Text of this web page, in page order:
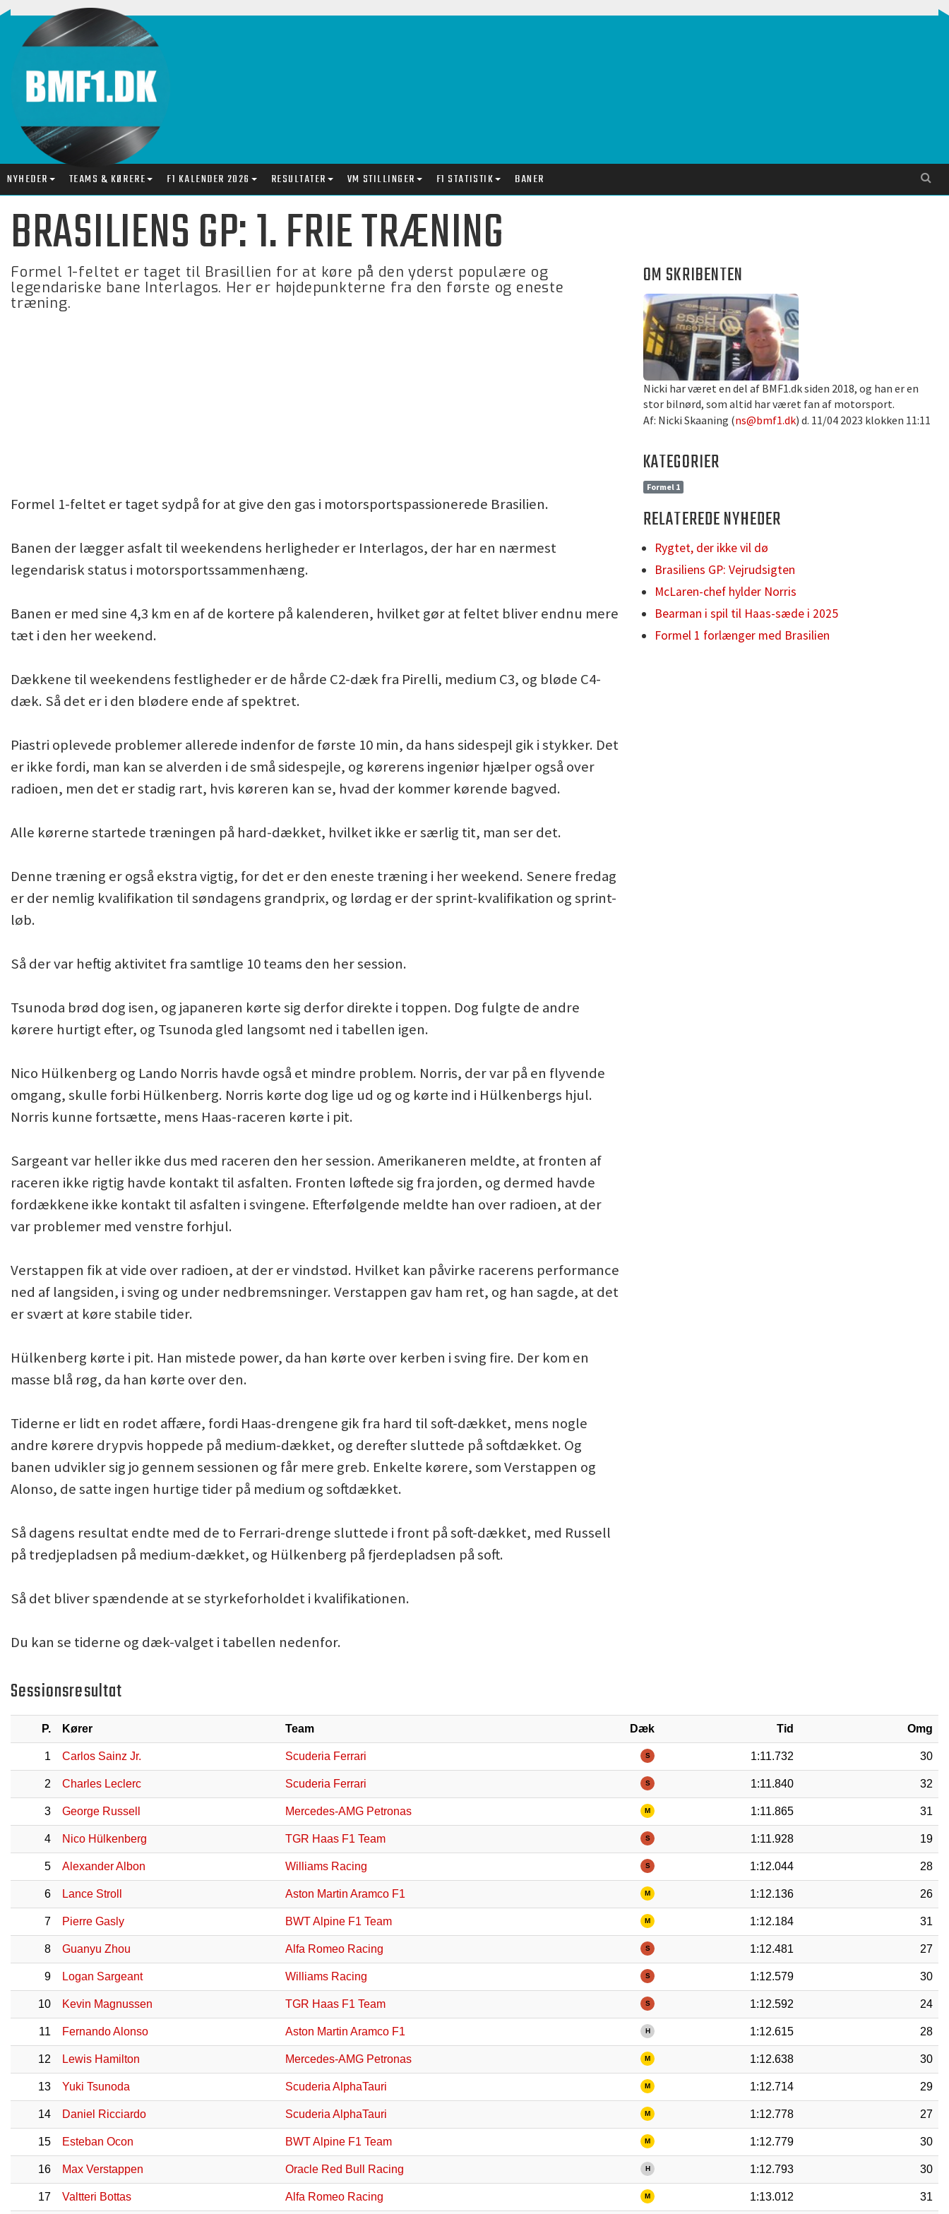
NYHEDER TEAMS & KØRERE F1 KALENDER 2026 RESULTATER VM STILLINGER F1 STATISTIK BANER
BRASILIENS GP: 1. FRIE TRÆNING
Formel 1-feltet er taget til Brasillien for at køre på den yderst populære og
legendariske bane Interlagos. Her er højdepunkterne fra den første og eneste
træning.
OM SKRIBENTEN
Nicki har været en del af BMF1.dk siden 2018, og han er en
stor bilnørd, som altid har været fan af motorsport.
Af: Nicki Skaaning (ns@bmf1.dk) d. 11/04 2023 klokken 11:11
KATEGORIER
Formel 1
Formel 1-feltet er taget sydpå for at give den gas i motorsportspassionerede Brasilien.
Banen der lægger asfalt til weekendens herligheder er Interlagos, der har en nærmest
legendarisk status i motorsportssammenhæng.
Banen er med sine 4,3 km en af de kortere på kalenderen, hvilket gør at feltet bliver endnu mere
tæt i den her weekend.
Dækkene til weekendens festligheder er de hårde C2-dæk fra Pirelli, medium C3, og bløde C4-
dæk. Så det er i den blødere ende af spektret.
Piastri oplevede problemer allerede indenfor de første 10 min, da hans sidespejl gik i stykker. Det
er ikke fordi, man kan se alverden i de små sidespejle, og kørerens ingeniør hjælper også over
radioen, men det er stadig rart, hvis køreren kan se, hvad der kommer kørende bagved.
Alle kørerne startede træningen på hard-dækket, hvilket ikke er særlig tit, man ser det.
Denne træning er også ekstra vigtig, for det er den eneste træning i her weekend. Senere fredag
er der nemlig kvalifikation til søndagens grandprix, og lørdag er der sprint-kvalifikation og sprint-
løb.
Så der var heftig aktivitet fra samtlige 10 teams den her session.
Tsunoda brød dog isen, og japaneren kørte sig derfor direkte i toppen. Dog fulgte de andre
kørere hurtigt efter, og Tsunoda gled langsomt ned i tabellen igen.
Nico Hülkenberg og Lando Norris havde også et mindre problem. Norris, der var på en flyvende
omgang, skulle forbi Hülkenberg. Norris kørte dog lige ud og og kørte ind i Hülkenbergs hjul.
Norris kunne fortsætte, mens Haas-raceren kørte i pit.
Sargeant var heller ikke dus med raceren den her session. Amerikaneren meldte, at fronten af
raceren ikke rigtig havde kontakt til asfalten. Fronten løftede sig fra jorden, og dermed havde
fordækkene ikke kontakt til asfalten i svingene. Efterfølgende meldte han over radioen, at der
var problemer med venstre forhjul.
Verstappen fik at vide over radioen, at der er vindstød. Hvilket kan påvirke racerens performance
ned af langsiden, i sving og under nedbremsninger. Verstappen gav ham ret, og han sagde, at det
er svært at køre stabile tider.
Hülkenberg kørte i pit. Han mistede power, da han kørte over kerben i sving fire. Der kom en
masse blå røg, da han kørte over den.
Tiderne er lidt en rodet affære, fordi Haas-drengene gik fra hard til soft-dækket, mens nogle
andre kørere drypvis hoppede på medium-dækket, og derefter sluttede på softdækket. Og
banen udvikler sig jo gennem sessionen og får mere greb. Enkelte kørere, som Verstappen og
Alonso, de satte ingen hurtige tider på medium og softdækket.
Så dagens resultat endte med de to Ferrari-drenge sluttede i front på soft-dækket, med Russell
på tredjepladsen på medium-dækket, og Hülkenberg på fjerdepladsen på soft.
Så det bliver spændende at se styrkeforholdet i kvalifikationen.
Du kan se tiderne og dæk-valget i tabellen nedenfor.
RELATEREDE NYHEDER
Rygtet, der ikke vil dø
Brasiliens GP: Vejrudsigten
McLaren-chef hylder Norris
Bearman i spil til Haas-sæde i 2025
Formel 1 forlænger med Brasilien
Sessionsresultat
P. Kører Team Dæk Tid Omg
1 Carlos Sainz Jr. Scuderia Ferrari S 1:11.732 30
2 Charles Leclerc Scuderia Ferrari S 1:11.840 32
3 George Russell Mercedes-AMG Petronas M 1:11.865 31
4 Nico Hülkenberg TGR Haas F1 Team S 1:11.928 19
5 Alexander Albon Williams Racing S 1:12.044 28
6 Lance Stroll Aston Martin Aramco F1 M 1:12.136 26
7 Pierre Gasly BWT Alpine F1 Team M 1:12.184 31
8 Guanyu Zhou Alfa Romeo Racing S 1:12.481 27
9 Logan Sargeant Williams Racing S 1:12.579 30
10 Kevin Magnussen TGR Haas F1 Team S 1:12.592 24
11 Fernando Alonso Aston Martin Aramco F1 H 1:12.615 28
12 Lewis Hamilton Mercedes-AMG Petronas M 1:12.638 30
13 Yuki Tsunoda Scuderia AlphaTauri M 1:12.714 29
14 Daniel Ricciardo Scuderia AlphaTauri M 1:12.778 27
15 Esteban Ocon BWT Alpine F1 Team M 1:12.779 30
16 Max Verstappen Oracle Red Bull Racing H 1:12.793 30
17 Valtteri Bottas Alfa Romeo Racing M 1:13.012 31